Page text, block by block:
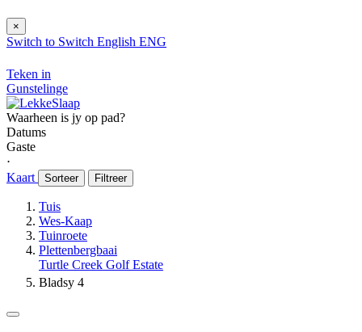
×
Switch to Switch English ENG
Teken in
Gunstelinge
Waarheen is jy op pad?
Datums
Gaste
⋅
Kaart
Sorteer Filtreer
Tuis
Wes-Kaap
Tuinroete
Plettenbergbaai
Turtle Creek Golf Estate
Bladsy 4